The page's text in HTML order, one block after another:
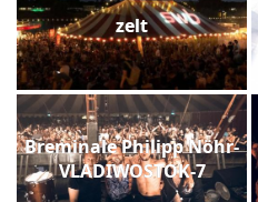
zelt
Breminale Philipp Nöhr-
VLADIWOSTOK-7